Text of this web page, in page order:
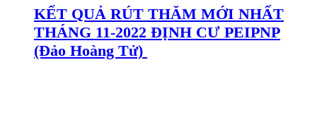
KẾT QUẢ RÚT THĂM MỚI NHẤT
THÁNG 11-2022 ĐỊNH CƯ PEIPNP
(Đảo Hoàng Tử)